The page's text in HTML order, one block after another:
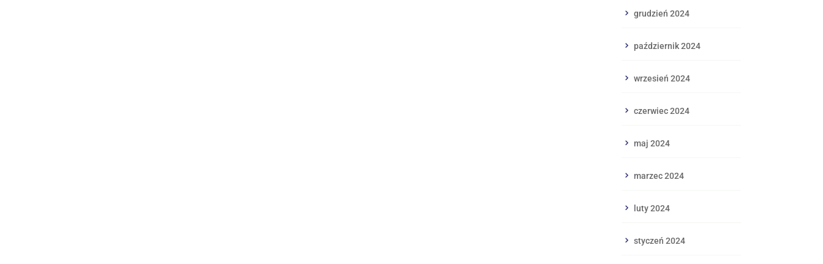
grudzień 2024
październik 2024
wrzesień 2024
czerwiec 2024
maj 2024
marzec 2024
luty 2024
styczeń 2024